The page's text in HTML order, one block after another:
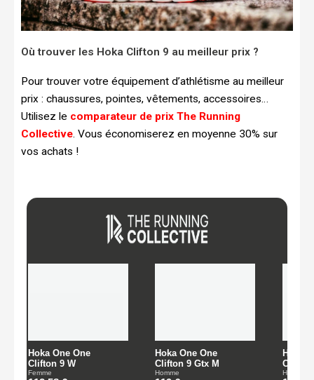
Où trouver les Hoka Clifton 9 au meilleur prix ?
Pour trouver votre équipement d’athlétisme au meilleur
prix : chaussures, pointes, vêtements, accessoires…
Utilisez le comparateur de prix The Running
Collective. Vous économiserez en moyenne 30% sur
vos achats !